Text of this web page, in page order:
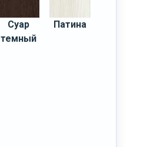
Суар
темный
Патина